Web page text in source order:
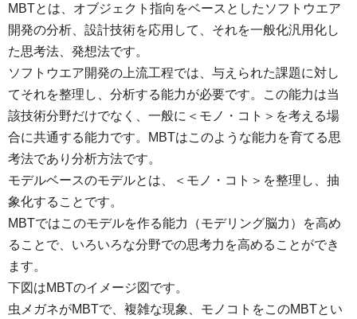
MBTとは、オブジェクト指向をベースとしたソフトウエア
開発の分析、設計技術を応用して、それを一般化汎用化し
た思考法、発想法です。
ソフトウエア開発の上流工程では、与えられた課題に対し
てそれを整理し、分析する能力が必要です。この能力は当
該技術分野だけでなく、一般に＜モノ・コト＞を考える場
合に共通する能力です。MBTはこのような能力を育てる思
考法であり分析方法です。
モデルベースのモデルとは、＜モノ・コト＞を整理し、抽
象化することです。
MBTではこのモデルを作る能力（モデリング脳力）を高め
ることで、いろいろな分野での思考力を高めることができ
ます。
下図はMBTのイメージ図です。
虫メガネがMBTで、複雑な現象、モノコトをこのMBTとい